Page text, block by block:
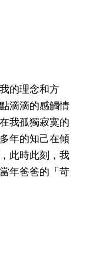
的理念和方
滴滴的感觸情
我孤獨寂寞的
年的知己在傾
此時此刻，我
年爸爸的「苛